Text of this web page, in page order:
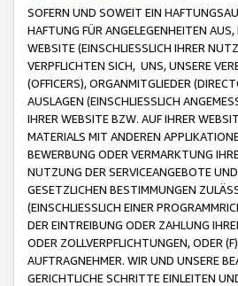
SOFERN UND SOWEIT EIN
HAFTUNG FÜR ANGELEGENHEITEN
WEBSITE (EINSCHLIESSLICH IHRER
VERPFLICHTEN SICH, UNS, UNSERE
(OFFICERS), ORGANMITGLIEDER
AUSLAGEN (EINSCHLIESSLICH
IHRER WEBSITE BZW. AUF IHRER
MATERIALS MIT ANDEREN
BEWERBUNG ODER VERMARKTUNG
NUTZUNG DER SERVICEANGEBOTE
GESETZLICHEN BESTIMMUNGEN
(EINSCHLIESSLICH EINER
DER EINTREIBUNG ODER ZAHLUNG
ODER ZOLLVERPFLICHTUNGEN, ODER
AUFTRAGNEHMER. WIR UND UNSERE
GERICHTLICHE SCHRITTE EINLEITEN